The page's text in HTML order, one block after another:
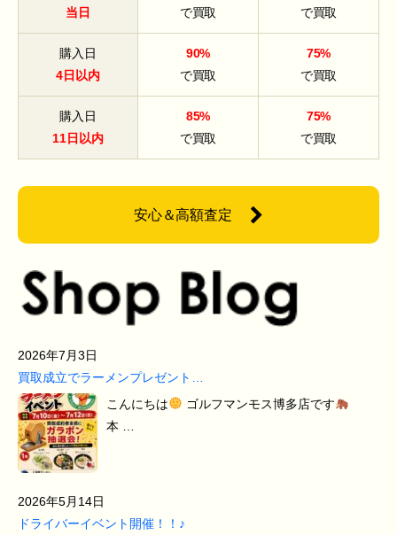
当日 で買取 で買取
購入日
4日以内
90%
で買取
75%
で買取
購入日
11日以内
85%
で買取
75%
で買取
安心＆高額査定
2026年7月3日
買取成立でラーメンプレゼント…
こんにちは
ゴルフマンモス博多店です
本 …
2026年5月14日
ドライバーイベント開催！！♪